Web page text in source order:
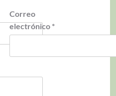
Correo
electrónico *